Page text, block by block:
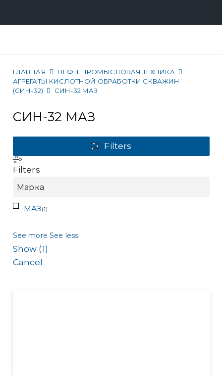
ГЛАВНАЯ
НЕФТЕПРОМЫСЛОВАЯ ТЕХНИКА
АГРЕГАТЫ КИСЛОТНОЙ ОБРАБОТКИ СКВАЖИН
(СИН-32)
СИН-32 МАЗ
СИН-32 МАЗ
Filters
Filters
Марка
МАЗ (1)
See more See less
Show (1)
Cancel